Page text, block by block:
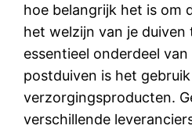
hoe belangrijk het is om
het welzijn van je duiven
essentieel onderdeel
postduiven is het
verzorgingsproducten.
verschillende